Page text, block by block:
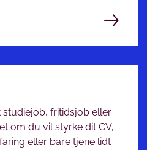
studiejob, fritidsjob eller
om du vil styrke dit CV,
eller bare tjene lidt